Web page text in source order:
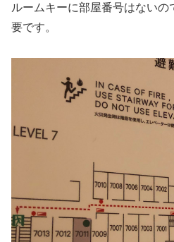
ルームキーに部屋番号はない
要です。